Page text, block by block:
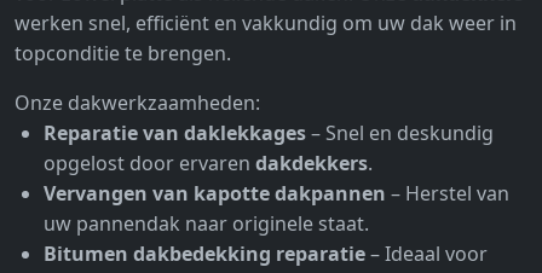
werken snel, efficiënt en vakkundig om uw dak weer in
topconditie te brengen.
Onze dakwerkzaamheden:
Reparatie van daklekkages– Snel en deskundig
opgelost door ervaren dakdekkers.
Vervangen van kapotte dakpannen – Herstel van
uw pannendak naar originele staat.
Bitumen dakbedekking reparatie– Ideaal voor